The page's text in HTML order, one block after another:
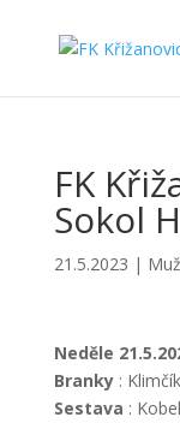
FK
Sokol
21.5.2023 |
Neděle
Branky:
Sestava :